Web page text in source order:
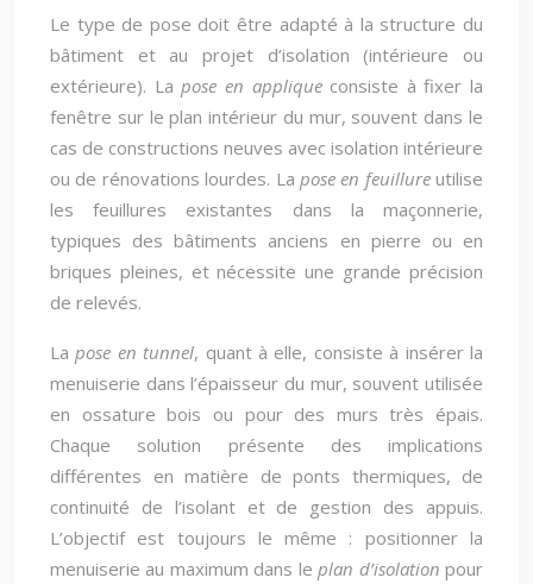
Le type de pose doit être adapté à la structure du
bâtiment et au projet d’isolation (intérieure ou
extérieure). Lapose en appliqueconsiste à fixer la
fenêtre sur le plan intérieur du mur, souvent dans le
cas de constructions neuves avec isolation intérieure
ou de rénovations lourdes. La pose en feuillureutilise
les feuillures existantes dans la maçonnerie,
typiques des bâtiments anciens en pierre ou en
briques pleines, et nécessite une grande précision
de relevés.
Lapose en tunnel, quant à elle, consiste à insérer la
menuiserie dans l’épaisseur du mur, souvent utilisée
en ossature bois ou pour des murs très épais.
Chaque solution présente des implications
différentes en matière de ponts thermiques, de
continuité de l’isolant et de gestion des appuis.
L’objectif est toujours le même : positionner la
menuiserie au maximum dans leplan d’isolation pour